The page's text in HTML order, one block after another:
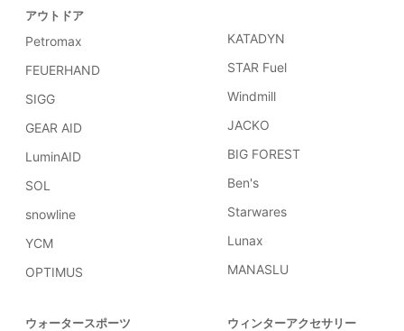
アウトドア
Petromax
FEUERHAND
SIGG
GEAR AID
LuminAID
SOL
snowline
YCM
OPTIMUS
KATADYN
STAR Fuel
Windmill
JACKO
BIG FOREST
Ben's
Starwares
Lunax
MANASLU
ウォータースポーツ ウィンターアクセサリー